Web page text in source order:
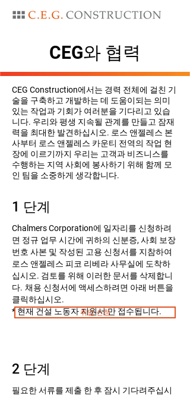
CEG와 협력
CEG Construction에서는 경력 전체에 걸친 기
술을 구축하고 개발하는 데 도움이되는 의미
있는 작업과 기회가 여러분을 기다리고 있습
니다. 우리와 평생 지속될 관계를 만들고 잠재
력을 최대한 발견하십시오. 로스 앤젤레스 본
사부터 로스 앤젤레스 카운티 전역의 작업 현
장에 이르기까지 우리는 고객과 비즈니스를
수행하는 지역 사회에 봉사하기 위해 함께 모
인 팀을 소중하게 생각합니다.
1 단계
Chalmers Corporation에 일자리를 신청하려
면 정규 업무 시간에 귀하의 신분증, 사회 보장
번호 사본 및 작성된 고용 신청서를 지참하여
로스 앤젤레스 피코 리베라 사무실에 도착하
십시오. 검토를 위해 이러한 문서를 삭제합니
다. 채용 신청서에 액세스하려면 아래 버튼을
클릭하십시오.
* 현재 건설 노동자 지원서 만 접수됩니다.
취업 신청
2 단계
필요한 서류를 제출 한 후 잠시 기다려주십시